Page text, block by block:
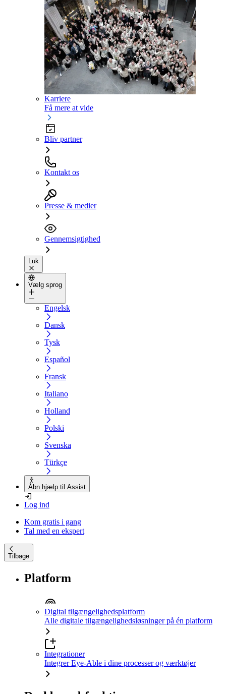
Karriere
Få mere at vide
Bliv partner
Kontakt os
Presse & medier
Gennemsigtighed
Luk
Vælg sprog
Engelsk
Dansk
Tysk
Español
Fransk
Italiano
Holland
Polski
Svenska
Türkçe
Åbn hjælp til Assist
Log ind
Kom gratis i gang
Tal med en ekspert
Tilbage
Platform
Digital tilgængelighedsplatform
Alle digitale tilgængelighedsløsninger på én platform
Integrationer
Integrer Eye-Able i dine processer og værktøjer